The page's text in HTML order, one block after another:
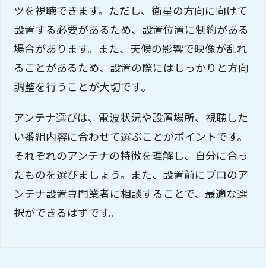
ツを視聴できます。ただし、衛星の方向に向けて
設置する必要があるため、設置位置に制約がある
場合があります。また、天候の影響で映像が乱れ
ることがあるため、設置の際にはしっかりと方向
調整を行うことが大切です。
アンテナ選びは、電波状況や設置場所、視聴した
い番組内容に合わせて選ぶことがポイントです。
それぞれのアンテナの特徴を理解し、自分に合っ
たものを選びましょう。また、設置前にプロのア
ンテナ設置専門業者に相談することで、最適な選
択ができるはずです。